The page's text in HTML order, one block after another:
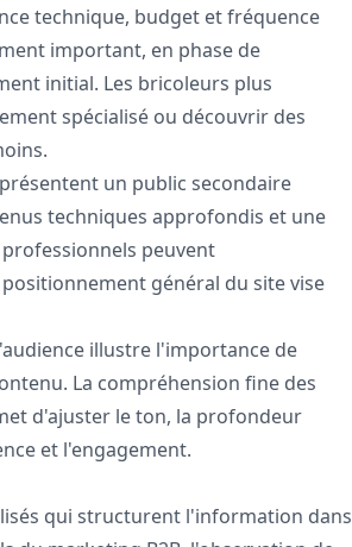
technique, budget et fréquence
important, en phase de
initial. Les bricoleurs plus
spécialisé ou découvrir des
un public secondaire
techniques approfondis et une
peuvent
général du site vise
illustre l'importance de
La compréhension fine des
d'ajuster le ton, la profondeur
et l'engagement.
qui structurent l'information dans